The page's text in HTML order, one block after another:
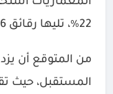
22٪، تليها رقائق 6 و7 نانومتر بنسبة 16٪.